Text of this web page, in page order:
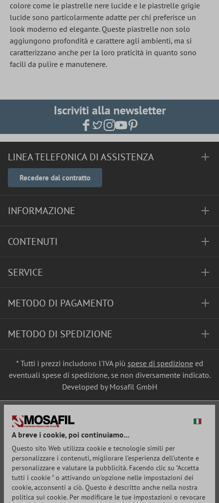
colore come le piastrelle nere lucide e le piastrelle grigie
lucide sono particolarmente adatte per chi preferisce un
look moderno ed elegante. Queste piastrelle non solo
aggiungono profondità e carattere agli ambienti, ma si
caratterizzano anche per la loro praticità in quanto sono
facili da pulire e manutenere.
Iscriviti alla newsletter
LINEA TELEFONICA DI ASSISTENZA
Recedere dal contratto
INFORMAZIONE
CONTENUTI
SERVICE
METODO DI PAGAMENTO
METODO DI SPEDIZIONE
* Tutti i prezzi includono l'IVA più spese di spedizioneed
eventuali spese di spedizione, se non diversamente indicato.
Developed by Mosafil GmbH
A breve i cookie, poi continuiamo...
Questo sito Web utilizza cookie e tecnologie simili per
personalizzare i contenuti, migliorare l'esperienza dell'utente e
personalizzare e valutare la pubblicità. Facendo clic su "Accetta
tutti i cookie " o attivando un'opzione nelle impostazioni dei
cookie, acconsenti a ciò. Questo è descritto anche nella nostra
politica sui cookie. Per modificare le tue impostazioni o revocare